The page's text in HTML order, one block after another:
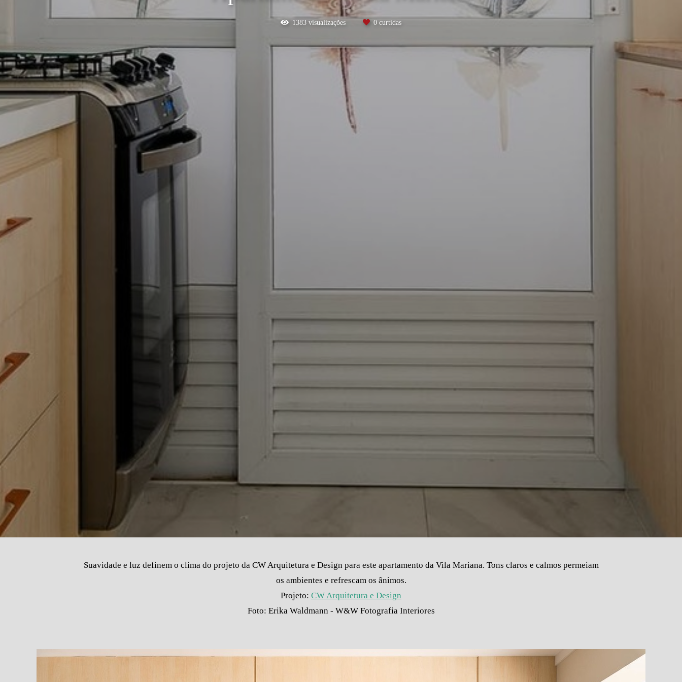
1383 visualizações 0 curtidas
Suavidade e luz definem o clima do projeto da CW Arquitetura e Design para este apartamento da Vila Mariana. Tons claros e calmos permeiam
os ambientes e refrescam os ânimos.
Projeto: CW Arquitetura e Design
Foto: Erika Waldmann - W&W Fotografia Interiores